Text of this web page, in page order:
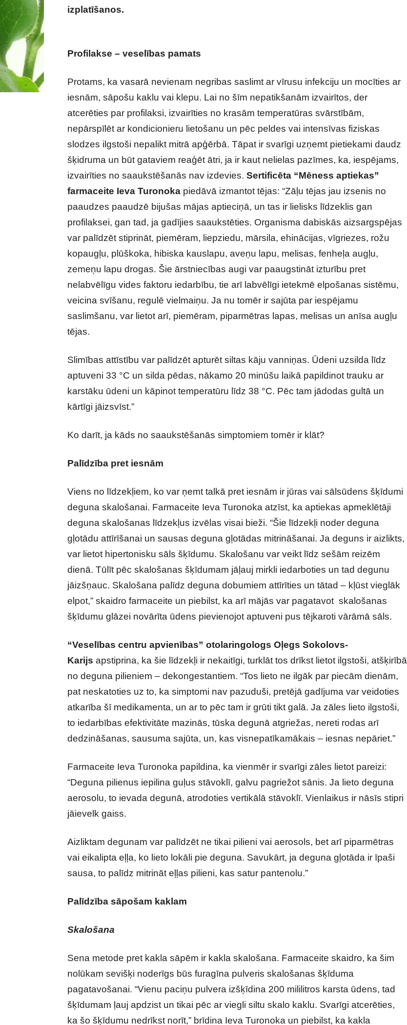
izplatīšanos.
Profilakse – veselības pamats
Protams, ka vasarā nevienam negribas saslimt ar vīrusu infekciju un mocīties ar
iesnām, sāpošu kaklu vai klepu. Lai no šīm nepatikšanām izvairītos, der
atcerēties par profilaksi, izvairīties no krasām temperatūras svārstībām,
nepārspīlēt ar kondicionieru lietošanu un pēc peldes vai intensīvas fiziskas
slodzes ilgstoši nepalikt mitrā apģērbā. Tāpat ir svarīgi uzņemt pietiekami daudz
šķidruma un būt gataviem reaģēt ātri, ja ir kaut nelielas pazīmes, ka, iespējams,
izvairīties no saaukstēšanās nav izdevies. Sertificēta “Mēness aptiekas”
farmaceite Ieva Turonoka piedāvā izmantot tējas: “Zāļu tējas jau izsenis no
paaudzes paaudzē bijušas mājas aptieciņā, un tas ir lielisks līdzeklis gan
profilaksei, gan tad, ja gadījies saaukstēties. Organisma dabiskās aizsargspējas
var palīdzēt stiprināt, piemēram, liepziedu, mārsila, ehinācijas, vīgriezes, rožu
kopaugļu, plūškoka, hibiska kauslapu, aveņu lapu, melisas, fenheļa augļu,
zemeņu lapu drogas. Šie ārstniecības augi var paaugstināt izturību pret
nelabvēlīgu vides faktoru iedarbību, tie arī labvēlīgi ietekmē elpošanas sistēmu,
veicina svīšanu, regulē vielmaiņu. Ja nu tomēr ir sajūta par iespējamu
saslimšanu, var lietot arī, piemēram, piparmētras lapas, melisas un anīsa augļu
tējas.
Slimības attīstību var palīdzēt apturēt siltas kāju vanniņas. Ūdeni uzsilda līdz
aptuveni 33 °C un silda pēdas, nākamo 20 minūšu laikā papildinot trauku ar
karstāku ūdeni un kāpinot temperatūru līdz 38 °C. Pēc tam jādodas gultā un
kārtīgi jāizsvīst.”
Ko darīt, ja kāds no saaukstēšanās simptomiem tomēr ir klāt?
Palīdzība pret iesnām
Viens no līdzekļiem, ko var ņemt talkā pret iesnām ir jūras vai sālsūdens šķīdumi
deguna skalošanai. Farmaceite Ieva Turonoka atzīst, ka aptiekas apmeklētāji
deguna skalošanas līdzekļus izvēlas visai bieži. “Šie līdzekļi noder deguna
gļotādu attīrīšanai un sausas deguna gļotādas mitrināšanai. Ja deguns ir aizlikts,
var lietot hipertonisku sāls šķīdumu. Skalošanu var veikt līdz sešām reizēm
dienā. Tūlīt pēc skalošanas šķīdumam jāļauj mirkli iedarboties un tad degunu
jāizšņauc. Skalošana palīdz deguna dobumiem attīrīties un tātad – kļūst vieglāk
elpot,” skaidro farmaceite un piebilst, ka arī mājās var pagatavot skalošanas
šķīdumu glāzei novārīta ūdens pievienojot aptuveni pus tējkaroti vārāmā sāls.
“Veselības centru apvienības” otolaringologs Oļegs Sokolovs-
Karijs apstiprina, ka šie līdzekļi ir nekaitīgi, turklāt tos drīkst lietot ilgstoši, atšķirībā
no deguna pilieniem – dekongestantiem. “Tos lieto ne ilgāk par piecām dienām,
pat neskatoties uz to, ka simptomi nav pazuduši, pretējā gadījuma var veidoties
atkarība šī medikamenta, un ar to pēc tam ir grūti tikt galā. Ja zāles lieto ilgstoši,
to iedarbības efektivitāte mazinās, tūska degunā atgriežas, nereti rodas arī
dedzināšanas, sausuma sajūta, un, kas visnepatīkamākais – iesnas nepāriet.”
Farmaceite Ieva Turonoka papildina, ka vienmēr ir svarīgi zāles lietot pareizi:
“Deguna pilienus iepilina guļus stāvoklī, galvu pagriežot sānis. Ja lieto deguna
aerosolu, to ievada degunā, atrodoties vertikālā stāvoklī. Vienlaikus ir nāsīs stipri
jāievelk gaiss.
Aizliktam degunam var palīdzēt ne tikai pilieni vai aerosols, bet arī piparmētras
vai eikalipta eļļa, ko lieto lokāli pie deguna. Savukārt, ja deguna gļotāda ir īpaši
sausa, to palīdz mitrināt eļļas pilieni, kas satur pantenolu.”
Palīdzība sāpošam kaklam
Skalošana
Sena metode pret kakla sāpēm ir kakla skalošana. Farmaceite skaidro, ka šim
nolūkam sevišķi noderīgs būs furagīna pulveris skalošanas šķīduma
pagatavošanai. “Vienu paciņu pulvera izšķīdina 200 mililitros karsta ūdens, tad
šķīdumam ļauj apdzist un tikai pēc ar viegli siltu skalo kaklu. Svarīgi atcerēties,
ka šo šķīdumu nedrīkst norīt,” brīdina Ieva Turonoka un piebilst, ka kakla